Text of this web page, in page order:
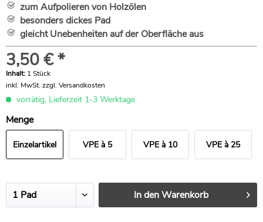
zum Aufpolieren von Holzölen
besonders dickes Pad
gleicht Unebenheiten auf der Oberfläche aus
3,50 € *
Inhalt: 1 Stück
inkl. MwSt. zzgl. Versandkosten
vorrätig, Lieferzeit 1-3 Werktage
Menge
Einzelartikel VPE à 5 VPE à 10 VPE à 25
In denWarenkorb